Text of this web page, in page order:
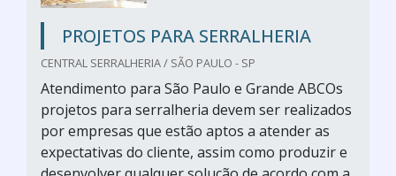
PROJETOS PARA SERRALHERIA
CENTRAL SERRALHERIA / SÃO PAULO - SP
Atendimento para São Paulo e Grande ABCOs
projetos para serralheria devem ser realizados
por empresas que estão aptos a atender as
expectativas do cliente, assim como produzir e